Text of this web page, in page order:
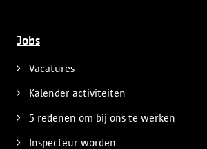
Jobs
Vacatures
Kalender activiteiten
5 redenen om bij ons te werken
Inspecteur worden